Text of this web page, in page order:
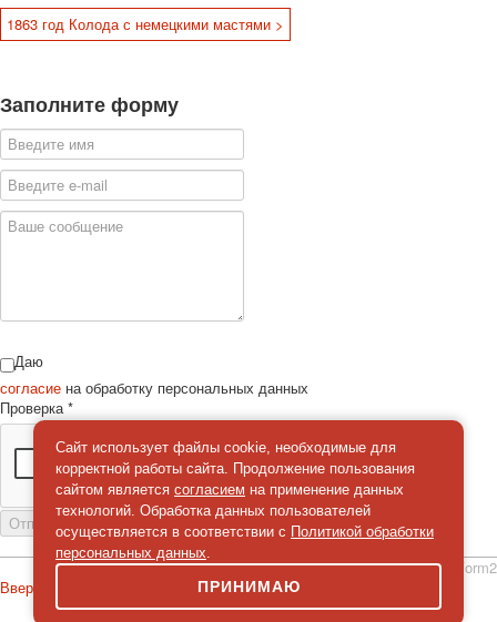
1863 год Колода с немецкими мастями >
Заполните форму
Даю
согласие на обработку персональных данных
Проверка*
Отправить сообщение
simpleForm2
Вверх
Сайт использует файлы cookie, необходимые для
корректной работы сайта. Продолжение пользования
сайтом является согласием на применение данных
технологий. Обработка данных пользователей
осуществляется в соответствии с Политикой обработки
персональных данных.
ПРИНИМАЮ